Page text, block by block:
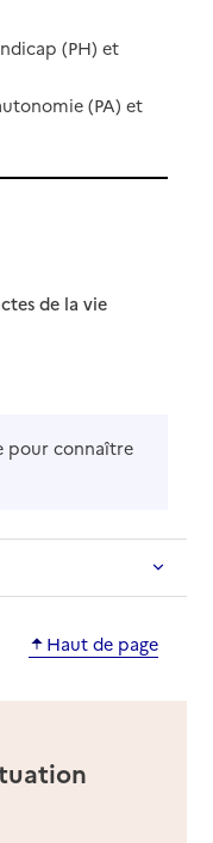
(PH) et
(PA) et
de la vie
pour connaître
Haut de page